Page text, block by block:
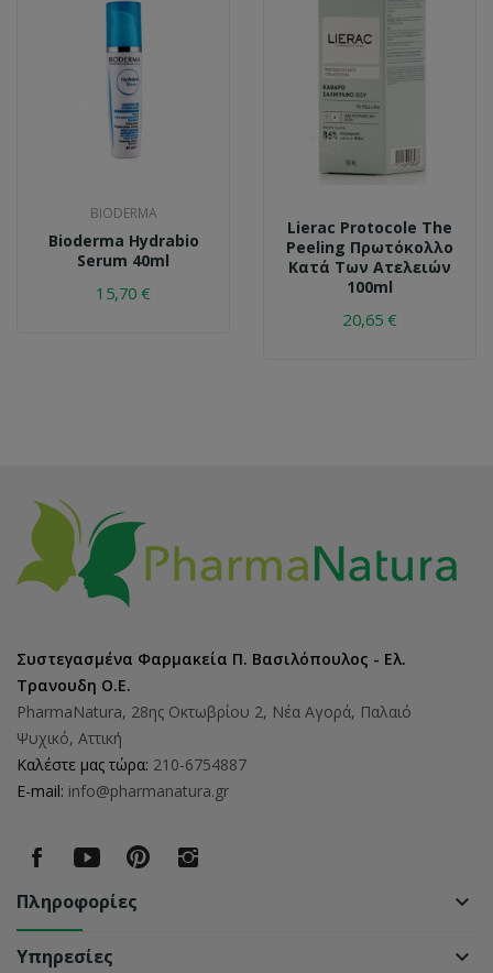
BIODERMA
Bioderma Hydrabio
Serum 40ml
15,70 €
Lierac Protocole The
Peeling Πρωτόκολλο
Κατά Των Ατελειών
100ml
20,65 €
Συστεγασμένα Φαρμακεία Π. Βασιλόπουλος - Ελ.
Τρανουδη Ο.Ε.
PharmaNatura, 28ης Οκτωβρίου 2, Νέα Αγορά, Παλαιό
Ψυχικό, Αττική
Καλέστε μας τώρα: 210-6754887
E-mail: info@pharmanatura.gr
Πληροφορίες keyboard_arrow_down
Υπηρεσίες keyboard_arrow_down